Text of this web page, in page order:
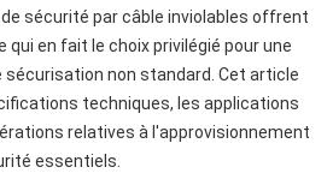
sécurité par câble inviolables offrent
qui en fait le choix privilégié pour une
sécurisation non standard. Cet article
techniques, les applications
relatives à l'approvisionnement
essentiels.